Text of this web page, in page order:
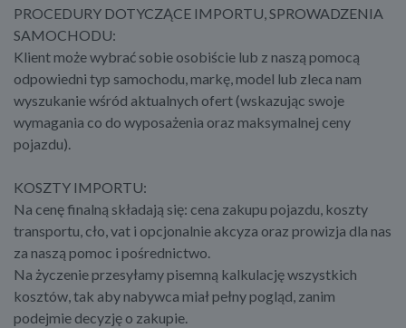
PROCEDURY DOTYCZĄCE IMPORTU, SPROWADZENIA
SAMOCHODU:
Klient może wybrać sobie osobiście lub z naszą pomocą
odpowiedni typ samochodu, markę, model lub zleca nam
wyszukanie wśród aktualnych ofert (wskazując swoje
wymagania co do wyposażenia oraz maksymalnej ceny
pojazdu).
KOSZTY IMPORTU:
Na cenę finalną składają się: cena zakupu pojazdu, koszty
transportu, cło, vat i opcjonalnie akcyza oraz prowizja dla nas
za naszą pomoc i pośrednictwo.
Na życzenie przesyłamy pisemną kalkulację wszystkich
kosztów, tak aby nabywca miał pełny pogląd, zanim
podejmie decyzję o zakupie.